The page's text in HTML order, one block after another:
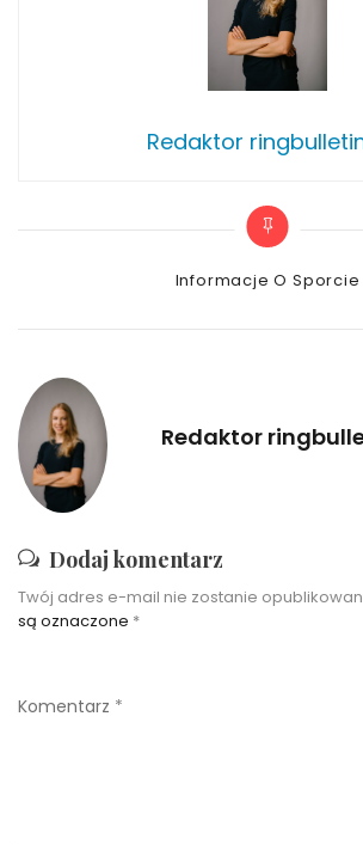
Redaktor
Categories
Informacje O Sporcie
Redaktor
Dodaj komentarz
Twój adres e-mail nie zostanie
są oznaczone *
Komentarz *